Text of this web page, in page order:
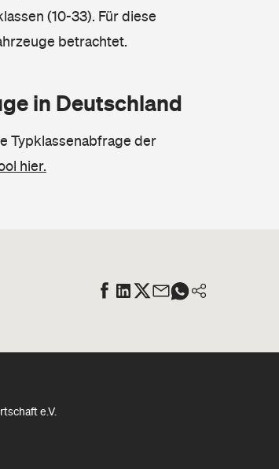
(10-33). Für diese
betrachtet.
in Deutschland
Typklassenabfrage der
hier.
e.V.